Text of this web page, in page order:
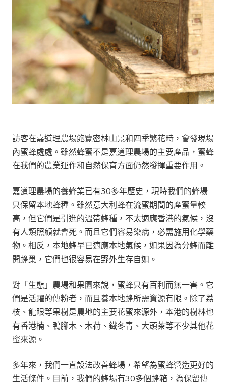
訪客在嘉道理農場飽覽密林山景和四季繁花時，會發現場
內蜜蜂處處。雖然蜂蜜不是嘉道理農場的主要產品，蜜蜂
在我們的農業運作和自然保育方面仍然發揮重要作用。
嘉道理農場的養蜂業已有30多年歷史，現時我們的蜂場
只保留本地蜂種。雖然意大利蜂在流蜜期間的產蜜量較
高，但它們是引進的溫帶蜂種，不太適應香港的氣候，沒
有人類照顧就會死。而且它們容易染病，必需施用化學藥
物。相反，本地蜂早已適應本地氣候，如果因為分蜂而離
開蜂巢，它們也很容易在野外生存自如。
對「生態」農場和果園來說，蜜蜂只有百利而無一害。它
們是活躍的傳粉者，而且養本地蜂所需資源有限。除了荔
枝、龍眼等果樹是農地的主要花蜜來源外，本港的樹林也
有香港楠、鴨腳木、木荷、鐡冬青、大頭茶等不少其他花
蜜來源。
多年來，我們一直設法改善蜂場，希望為蜜蜂營造更好的
生活條件。目前，我們的蜂場有30多個蜂箱，為保留傳